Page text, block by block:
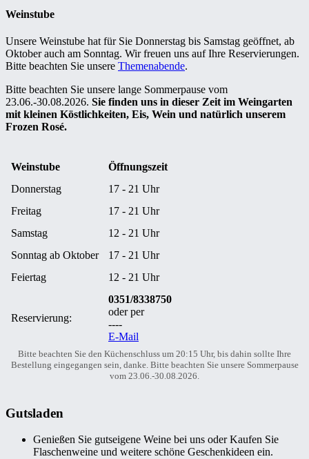
Weinstube
Unsere Weinstube hat für Sie Donnerstag bis Samstag geöffnet, ab
Oktober auch am Sonntag. Wir freuen uns auf Ihre Reservierungen.
Bitte beachten Sie unsere Themenabende.
Bitte beachten Sie unsere lange Sommerpause vom
23.06.-30.08.2026. Sie finden uns in dieser Zeit im Weingarten
mit kleinen Köstlichkeiten, Eis, Wein und natürlich unserem
Frozen Rosé.
Weinstube
Öffnungszeit
Donnerstag
17 - 21 Uhr
Freitag
17 - 21 Uhr
Samstag
12 - 21 Uhr
Sonntag ab Oktober
17 - 21 Uhr
Feiertag
12 - 21 Uhr
Reservierung:
0351/8338750
oder per
----
E-Mail
Bitte beachten Sie den Küchenschluss um 20:15 Uhr, bis dahin sollte Ihre
Bestellung eingegangen sein, danke. Bitte beachten Sie unsere Sommerpause
vom 23.06.-30.08.2026.
Gutsladen
Genießen Sie gutseigene Weine bei uns oder Kaufen Sie
Flaschenweine und weitere schöne Geschenkideen ein.